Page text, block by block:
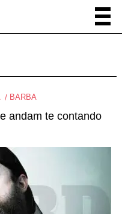
BARBA
andam te contando